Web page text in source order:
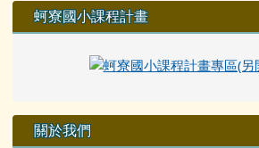
蚵寮國小課程計畫
關於我們